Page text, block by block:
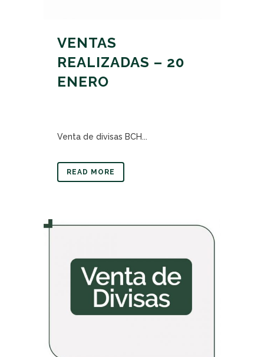
VENTAS
REALIZADAS – 20
ENERO
Venta de divisas BCH...
READ MORE